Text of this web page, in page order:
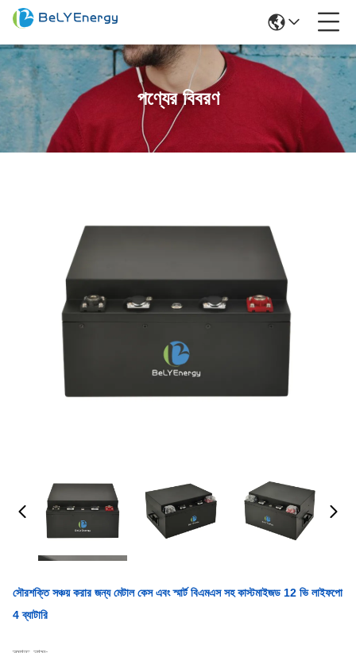
পণ্যের বিবরণ
সৌরশক্তি সঞ্চয় করার জন্য মেটাল কেস এবং স্মার্ট বিএমএস সহ কাস্টমাইজড 12 ভি লাইফপো
4 ব্যাটারি